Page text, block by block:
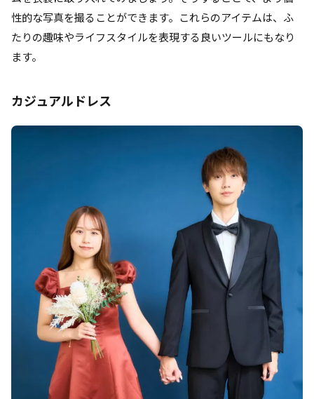
性的な写真を撮ることができます。これらのアイテムは、ふ
たりの趣味やライフスタイルを表現する良いツールにもなり
ます。
カジュアルドレス